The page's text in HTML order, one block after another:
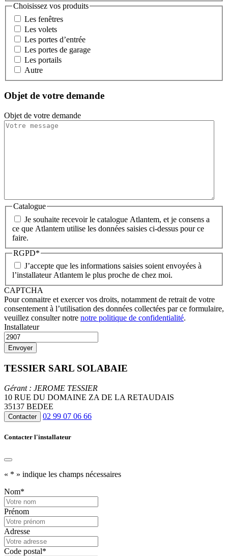
Choisissez vos produits
Les fenêtres
Les volets
Les portes d’entrée
Les portes de garage
Les portails
Autre
Objet de votre demande
Objet de votre demande
Catalogue
Je souhaite recevoir le catalogue Atlantem, et je consens a
ce que Atlantem utilise les données saisies ci-dessus pour ce
faire.
RGPD*
J’accepte que les informations saisies soient envoyées à
l’installateur Atlantem le plus proche de chez moi.
CAPTCHA
Pour connaitre et exercer vos droits, notamment de retrait de votre
consentement à l’utilisation des données collectées par ce formulaire,
veuillez consulter notre notre politique de confidentialité.
Installateur
TESSIER SARL SOLABAIE
Gérant : JEROME TESSIER
10 RUE DU DOMAINE ZA DE LA RETAUDAIS
35137 BEDEE
Contacter 02 99 07 06 66
Contacter l'installateur
« * » indique les champs nécessaires
Nom*
Prénom
Adresse
Code postal*